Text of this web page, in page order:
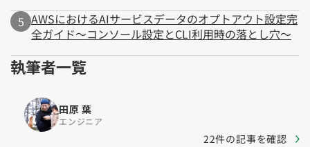
AWSにおけるAIサービスデータのオプトアウト設定完
全ガイド～コンソール設定とCLI利用時の落とし穴～
執筆者一覧
田原 葉
エンジニア
22件の記事を確認